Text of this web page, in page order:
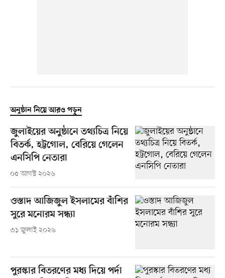
অনুষ্ঠান নিয়ে আরও পড়ুন
জুলাইয়ের অনুষ্ঠানে তথ্যচিত্র নিয়ে
বিতর্ক, হট্টগোল, বেরিয়ে গেলেন
এনসিপি নেতারা
০৫ আগস্ট ২০২৬
ওস্তাদ আজিজুল ইসলামের বাঁশির
সুরে মনোরম সন্ধ্যা
৩১ জুলাই ২০২৬
পুরস্কার বিতরণের মধ্য দিয়ে পর্দা